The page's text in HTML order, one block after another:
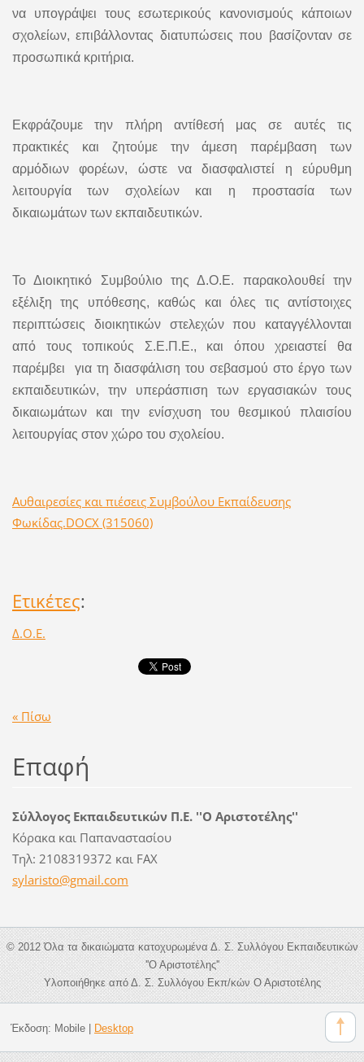
να υπογράψει τους εσωτερικούς κανονισμούς κάποιων
σχολείων, επιβάλλοντας διατυπώσεις που βασίζονταν σε
προσωπικά κριτήρια.
Εκφράζουμε την πλήρη αντίθεσή μας σε αυτές τις
πρακτικές και ζητούμε την άμεση παρέμβαση των
αρμόδιων φορέων, ώστε να διασφαλιστεί η εύρυθμη
λειτουργία των σχολείων και η προστασία των
δικαιωμάτων των εκπαιδευτικών.
Το Διοικητικό Συμβούλιο της Δ.Ο.Ε. παρακολουθεί την
εξέλιξη της υπόθεσης, καθώς και όλες τις αντίστοιχες
περιπτώσεις διοικητικών στελεχών που καταγγέλλονται
από τους τοπικούς Σ.Ε.Π.Ε., και όπου χρειαστεί θα
παρέμβει για τη διασφάλιση του σεβασμού στο έργο των
εκπαιδευτικών, την υπεράσπιση των εργασιακών τους
δικαιωμάτων και την ενίσχυση του θεσμικού πλαισίου
λειτουργίας στον χώρο του σχολείου.
Αυθαιρεσίες και πιέσεις Συμβούλου Εκπαίδευσης
Φωκίδας.DOCX (315060)
Ετικέτες:
Δ.Ο.Ε.
« Πίσω
Επαφή
Σύλλογος Εκπαιδευτικών Π.Ε. ''Ο Αριστοτέλης''
Κόρακα και Παπαναστασίου
Τηλ: 2108319372 και FAX
sylaristo@gmail.com
© 2012 Όλα τα δικαιώματα κατοχυρωμένα Δ. Σ. Συλλόγου Εκπαιδευτικών
''Ο Αριστοτέλης''
Υλοποιήθηκε από Δ. Σ. Συλλόγου Εκπ/κών Ο Αριστοτέλης
Έκδοση: Mobile| Desktop